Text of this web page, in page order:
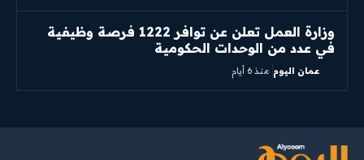
وزارة العمل تعلن عن توافر 1222 فرصة وظيفية
في عدد من الوحدات الحكومية
عمان اليوم منذ 6 أيام